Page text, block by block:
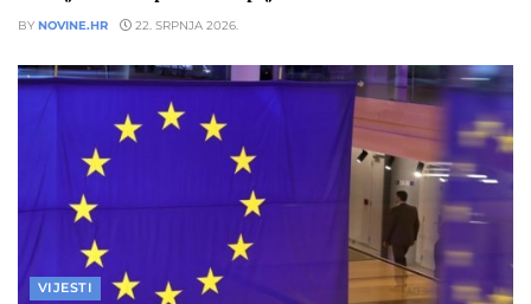
BY NOVINE.HR 22. SRPNJA 2026.
VIJESTI